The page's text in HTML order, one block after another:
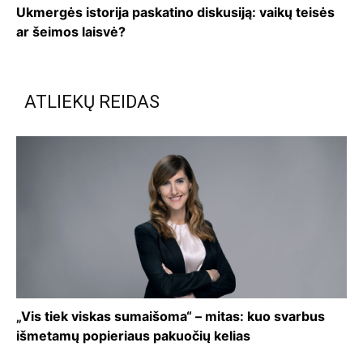
Ukmergės istorija paskatino diskusiją: vaikų teisės
ar šeimos laisvė?
ATLIEKŲ REIDAS
„Vis tiek viskas sumaišoma“ – mitas: kuo svarbus
išmetamų popieriaus pakuočių kelias